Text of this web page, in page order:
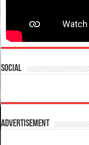
Social
Advertisement